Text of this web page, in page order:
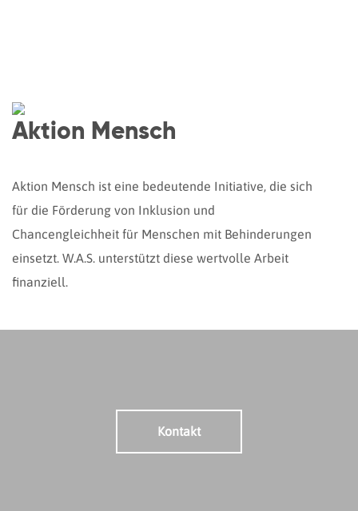
Aktion Mensch
Aktion Mensch ist eine bedeutende Initiative, die sich
für die Förderung von Inklusion und
Chancengleichheit für Menschen mit Behinderungen
einsetzt. W.A.S. unterstützt diese wertvolle Arbeit
finanziell.
Kontakt